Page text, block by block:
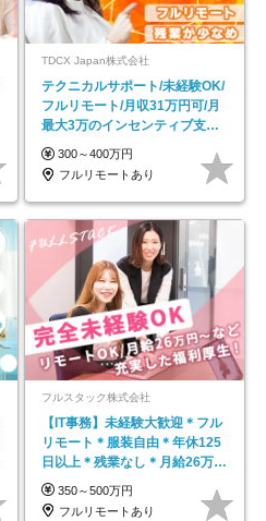
TDCX Japan株式会社
テクニカルサポート/未経験OK/
フルリモート/月収31万円可/月
最大3万のインセンティブ支給/
平均年齢33歳
300～400万円
フルリモートあり
フルスタック株式会社
【IT事務】未経験大歓迎＊フル
リモート＊服装自由＊年休125
日以上＊残業なし＊月給26万円
以上
350～500万円
フルリモートあり